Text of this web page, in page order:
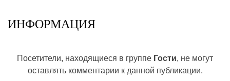
ИНФОРМАЦИЯ
Посетители, находящиеся в группе Гости, не могут
оставлять комментарии к данной публикации.